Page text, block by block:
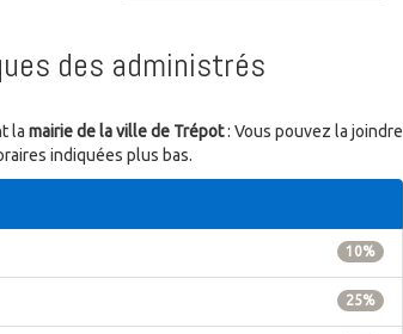
des administrés
la mairie de la ville de Trépot: Vous pouvez la joindre
indiquées plus bas.
10%
25%